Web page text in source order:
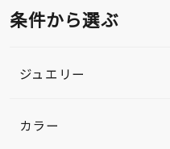
条件から選ぶ
ジュエリー
カラー